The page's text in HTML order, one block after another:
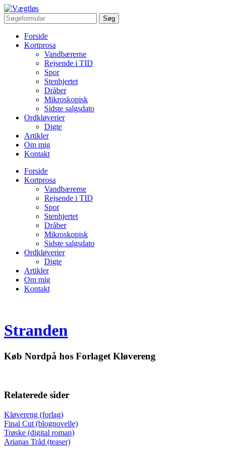
Forside
Kortprosa
Vandbærerne
Rejsende i TID
Spor
Stenhjertet
Dråber
Mikroskopisk
Sidste salgsdato
Ordkløverier
Digte
Artikler
Om mig
Kontakt
Forside
Kortprosa
Vandbærerne
Rejsende i TID
Spor
Stenhjertet
Dråber
Mikroskopisk
Sidste salgsdato
Ordkløverier
Digte
Artikler
Om mig
Kontakt
Stranden
Køb Nordpå hos Forlaget Kløvereng
Relaterede sider
Kløvereng (forlag)
Final Cut (blognovelle)
Trøske (digital roman)
Arianas Tråd (teaser)